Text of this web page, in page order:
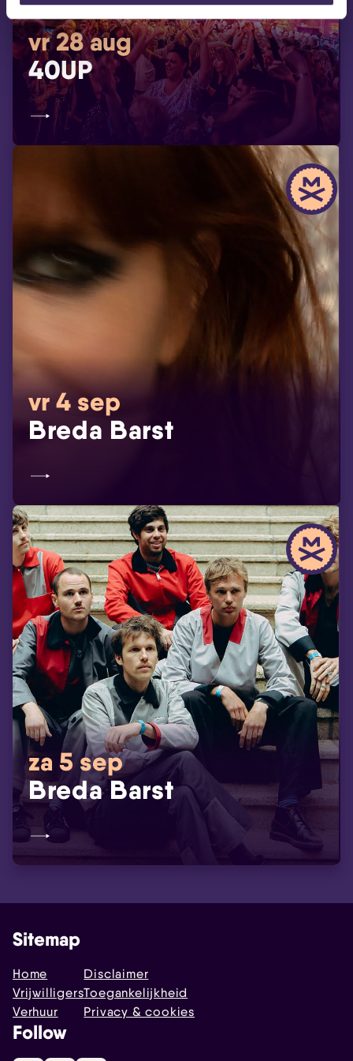
vr 28 aug
40UP
vr 4 sep
Breda Barst
za 5 sep
Breda Barst
Sitemap
Home
Vrijwilligers
Verhuur
Disclaimer
Toegankelijkheid
Privacy & cookies
Follow